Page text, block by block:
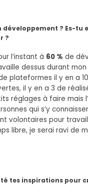
développement ? Es-tu
?
l’instant à 60 % de
dessus durant
plateformes il y en a
il y en a 3 de
réglages à faire mais
qui s’y
volontaires pour
libre, je serai ravi de
tes inspirations pour